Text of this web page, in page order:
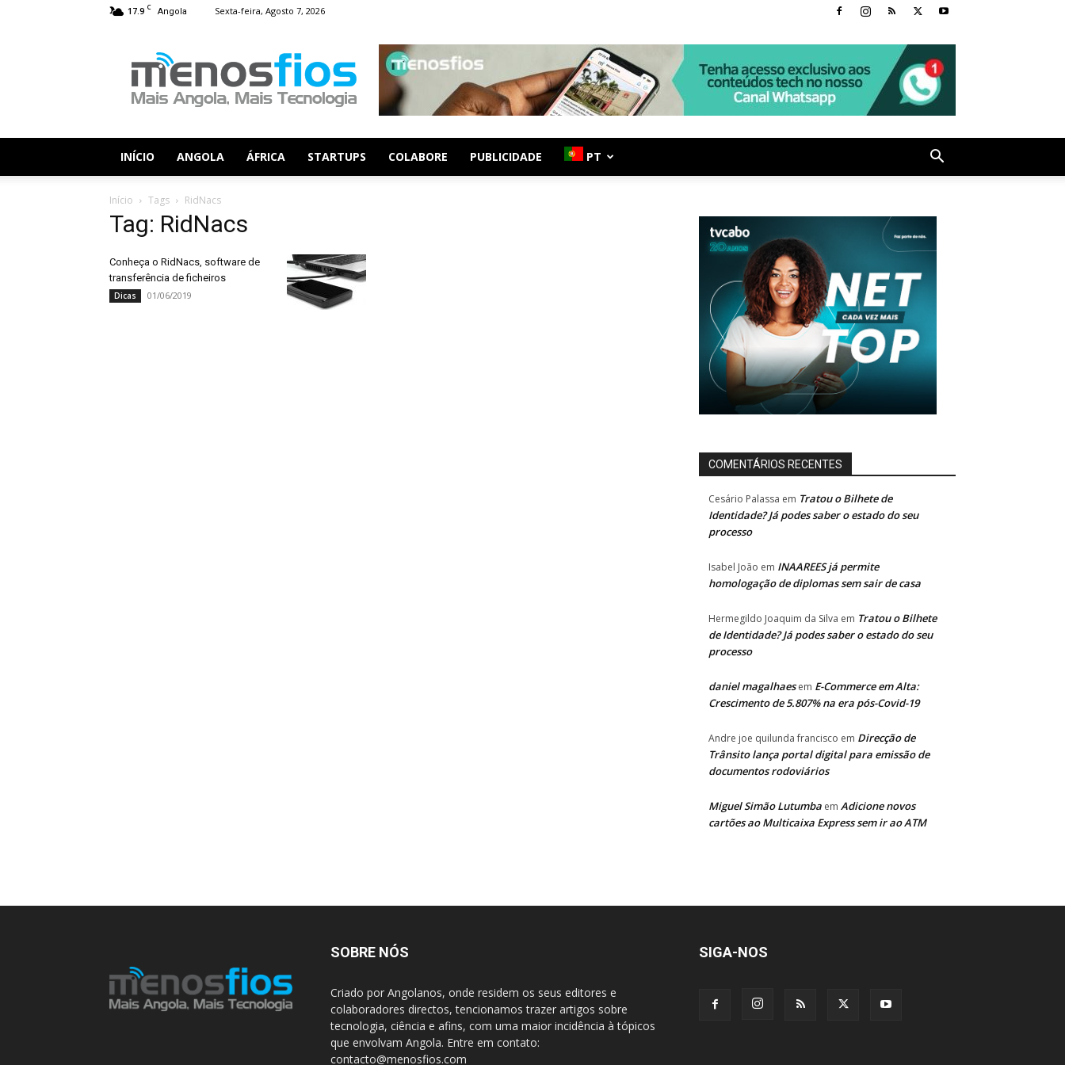
17.9 C Angola Sexta-feira, Agosto 7, 2026
Fios
INÍCIO ANGOLA ÁFRICA STARTUPS COLABORE PUBLICIDADE PT
Início Tags RidNacs
Tag: RidNacs
Conheça o RidNacs, software de
transferência de ficheiros
Dicas 01/06/2019
COMENTÁRIOS RECENTES
Cesário Palassa em Tratou o Bilhete de
Identidade? Já podes saber o estado do seu
processo
Isabel João em INAAREES já permite
homologação de diplomas sem sair de casa
Hermegildo Joaquim da Silva em Tratou o Bilhete
de Identidade? Já podes saber o estado do seu
processo
daniel magalhaesem E-Commerce em Alta:
Crescimento de 5.807% na era pós-Covid-19
Andre joe quilunda francisco em Direcção de
Trânsito lança portal digital para emissão de
documentos rodoviários
Miguel Simão Lutumba em Adicione novos
cartões ao Multicaixa Express sem ir ao ATM
SOBRE NÓS
Criado por Angolanos, onde residem os seus editores e
colaboradores directos, tencionamos trazer artigos sobre
tecnologia, ciência e afins, com uma maior incidência à tópicos
que envolvam Angola. Entre em contato:
contacto@menosfios.com
SIGA-NOS